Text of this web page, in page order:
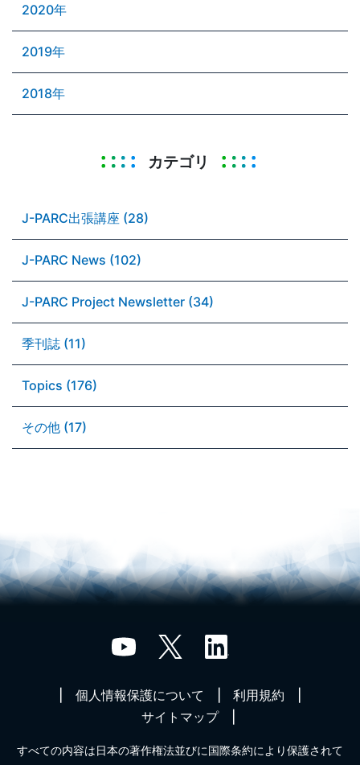
2020年
2019年
2018年
カテゴリ
J-PARC出張講座 (28)
J-PARC News (102)
J-PARC Project Newsletter (34)
季刊誌 (11)
Topics (176)
その他 (17)
個人情報保護について
利用規約
サイトマップ
すべての内容は日本の著作権法並びに国際条約により保護されて